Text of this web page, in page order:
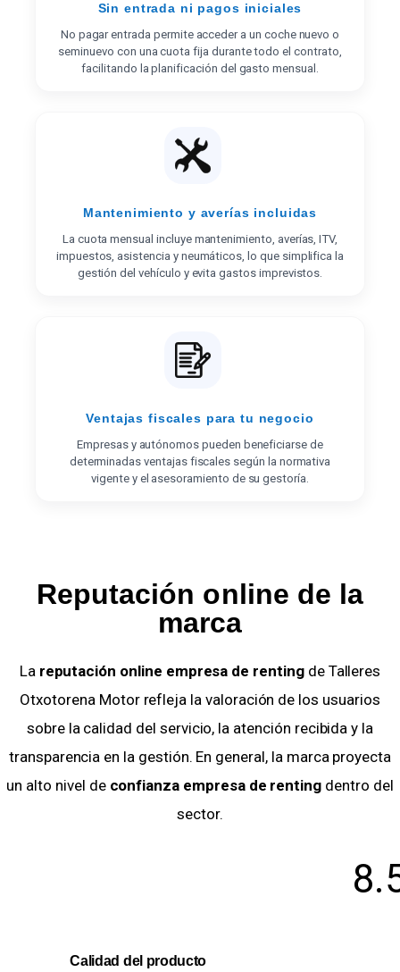
Sin entrada ni pagos iniciales
No pagar entrada permite acceder a un coche nuevo o
seminuevo con una cuota fija durante todo el contrato,
facilitando la planificación del gasto mensual.
Mantenimiento y averías incluidas
La cuota mensual incluye mantenimiento, averías, ITV,
impuestos, asistencia y neumáticos, lo que simplifica la
gestión del vehículo y evita gastos imprevistos.
Ventajas fiscales para tu negocio
Empresas y autónomos pueden beneficiarse de
determinadas ventajas fiscales según la normativa
vigente y el asesoramiento de su gestoría.
Reputación online de la
marca
La reputación online empresa de rentingde Talleres
Otxotorena Motor refleja la valoración de los usuarios
sobre la calidad del servicio, la atención recibida y la
transparencia en la gestión. En general, la marca proyecta
un alto nivel de confianza empresa de renting dentro del
sector.
Calidad del producto